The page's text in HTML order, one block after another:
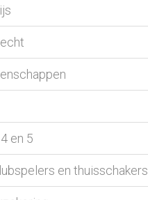
en 5
en thuisschakers